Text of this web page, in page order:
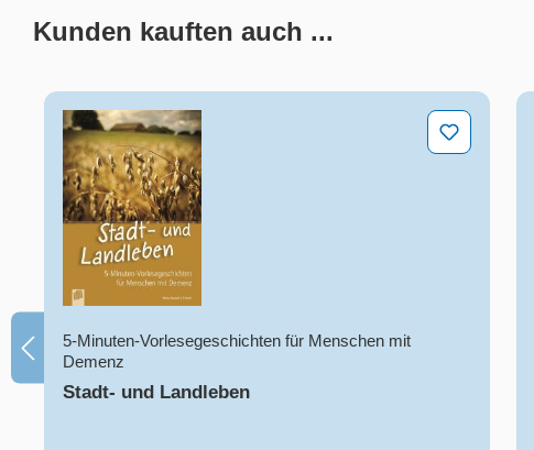
Kunden kauften auch ...
Stadt- und Landleben
5-Minuten-Vorlesegeschichten für Menschen mit
Demenz
Stadt- und Landleben